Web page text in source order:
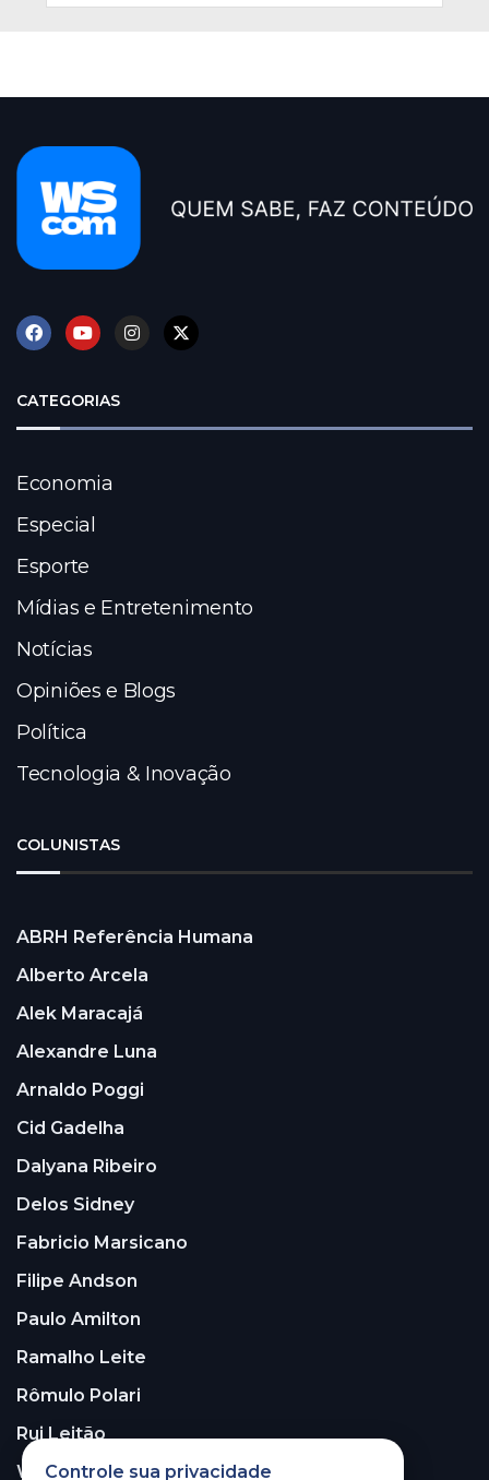
CATEGORIAS
Economia
Especial
Esporte
Mídias e Entretenimento
Notícias
Opiniões e Blogs
Política
Tecnologia & Inovação
COLUNISTAS
ABRH Referência Humana
Alberto Arcela
Alek Maracajá
Alexandre Luna
Arnaldo Poggi
Cid Gadelha
Dalyana Ribeiro
Delos Sidney
Fabricio Marsicano
Filipe Andson
Paulo Amilton
Ramalho Leite
Rômulo Polari
Rui Leitão
Walter Santos
Controle sua privacidade